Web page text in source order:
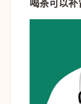
喝茶可以